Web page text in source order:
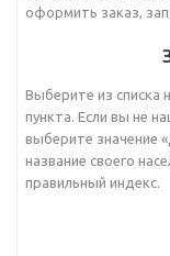
оформить заказ,
Выберите из списка
пункта. Если вы не
выберите значение
название своего
правильный индекс.